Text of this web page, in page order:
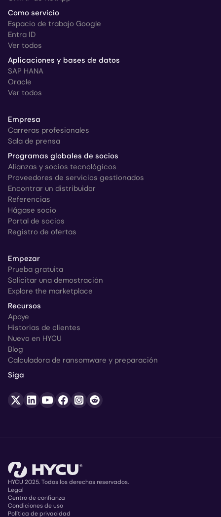
Como servicio
Espacio de trabajo Google
Entra ID
Ver todos
Aplicaciones y bases de datos
SAP HANA
Oracle
Ver todos
Empresa
Carreras profesionales
Sala de prensa
Programas globales de socios
Alianzas y socios tecnológicos
Proveedores de servicios gestionados
Encontrar un distribuidor
Referencias
Hágase socio
Portal de socios
Registro de ofertas
Empezar
Prueba gratuita
Solicitar una demostración
Explore the marketplace
Recursos
Apoye
Historias de clientes
Nuevo en HYCU
Blog
Calculadora de ransomware y preparación
Siga
Copyright
HYCU 2025. Todos los derechos reservados.
Legal
Centro de confianza
Condiciones de uso
Política de privacidad